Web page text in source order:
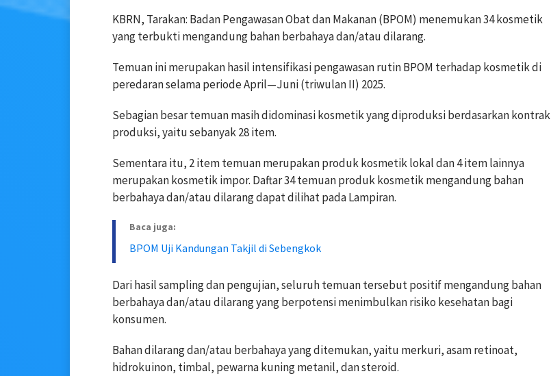
KBRN, Tarakan: Badan Pengawasan Obat dan Makanan (BPOM) menemukan 34 kosmetik
yang terbukti mengandung bahan berbahaya dan/atau dilarang.
Temuan ini merupakan hasil intensifikasi pengawasan rutin BPOM terhadap kosmetik di
peredaran selama periode April—Juni (triwulan II) 2025.
Sebagian besar temuan masih didominasi kosmetik yang diproduksi berdasarkan kontrak
produksi, yaitu sebanyak 28 item.
Sementara itu, 2 item temuan merupakan produk kosmetik lokal dan 4 item lainnya
merupakan kosmetik impor. Daftar 34 temuan produk kosmetik mengandung bahan
berbahaya dan/atau dilarang dapat dilihat pada Lampiran.
Baca juga:
BPOM Uji Kandungan Takjil di Sebengkok
Dari hasil sampling dan pengujian, seluruh temuan tersebut positif mengandung bahan
berbahaya dan/atau dilarang yang berpotensi menimbulkan risiko kesehatan bagi
konsumen.
Bahan dilarang dan/atau berbahaya yang ditemukan, yaitu merkuri, asam retinoat,
hidrokuinon, timbal, pewarna kuning metanil, dan steroid.